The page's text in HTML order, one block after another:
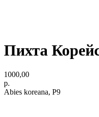
Пихта
1000,00
р.
Abies koreana, Р9